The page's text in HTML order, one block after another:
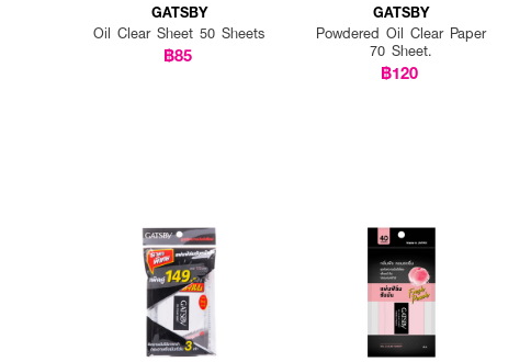
GATSBY
Oil Clear Sheet 50 Sheets
฿85
GATSBY
Powdered Oil Clear Paper
70 Sheet.
฿120